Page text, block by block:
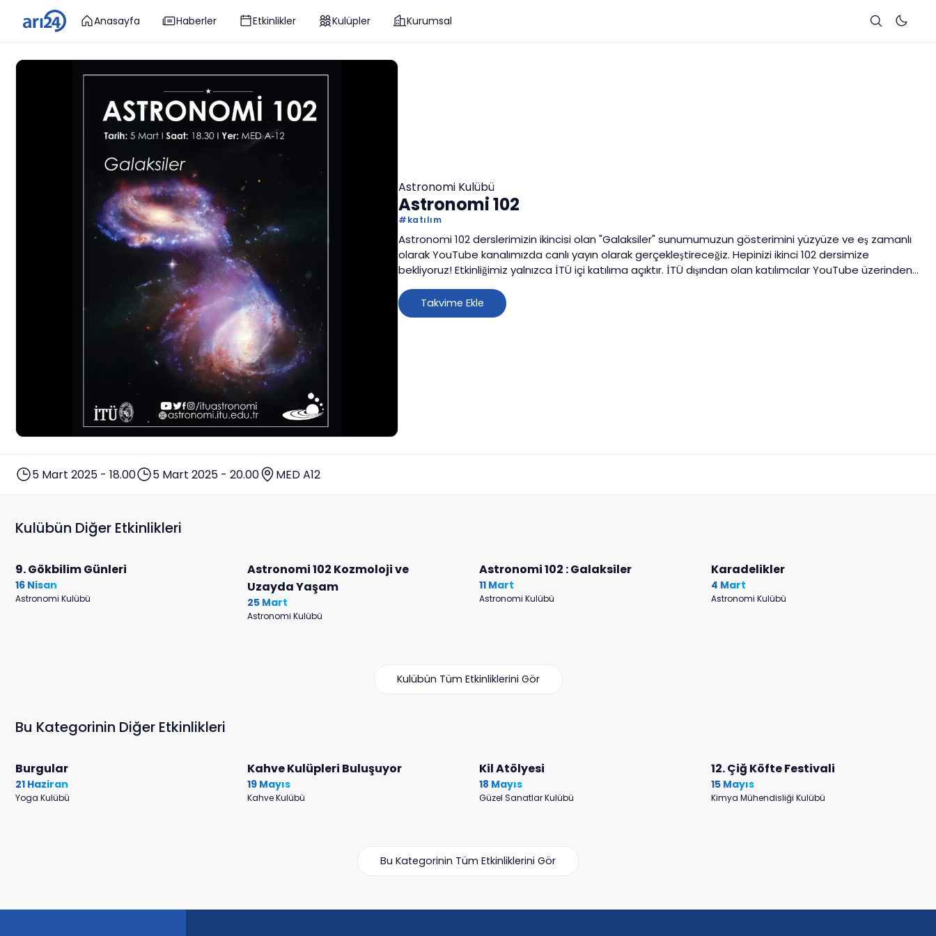
Anasayfa Haberler Etkinlikler Kulüpler Kurumsal
Astronomi Kulübü
Astronomi 102
#katılım
Astronomi 102 derslerimizin ikincisi olan "Galaksiler" sunumumuzun gösterimini yüzyüze ve eş zamanlı
olarak YouTube kanalımızda canlı yayın olarak gerçekleştireceğiz. Hepinizi ikinci 102 dersimize
bekliyoruz! Etkinliğimiz yalnızca İTÜ içi katılıma açıktır. İTÜ dışından olan katılımcılar YouTube üzerinden
canlı yayınlarımızı takip edebilirler.
Takvime Ekle
5 Mart 2025 - 18.00 5 Mart 2025 - 20.00 MED A12
Kulübün Diğer Etkinlikleri
9. Gökbilim Günleri
16 Nisan
Astronomi Kulübü
Astronomi 102 Kozmoloji ve
Uzayda Yaşam
25 Mart
Astronomi Kulübü
Astronomi 102 : Galaksiler
11 Mart
Astronomi Kulübü
Karadelikler
4 Mart
Astronomi Kulübü
Kulübün Tüm Etkinliklerini Gör
Bu Kategorinin Diğer Etkinlikleri
Burgular
21 Haziran
Yoga Kulübü
Kahve Kulüpleri Buluşuyor
19 Mayıs
Kahve Kulübü
Kil Atölyesi
18 Mayıs
Güzel Sanatlar Kulübü
12. Çiğ Köfte Festivali
15 Mayıs
Kimya Mühendisliği Kulübü
Bu Kategorinin Tüm Etkinliklerini Gör